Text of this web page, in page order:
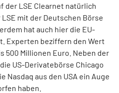
der LSE Clearnet natürlich
mit der Deutschen Börse
hat auch hier die EU-
Experten beziffern den Wert
500 Millionen Euro. Neben der
US-Derivatebörse Chicago
Nasdaq aus den USA ein Auge
haben.